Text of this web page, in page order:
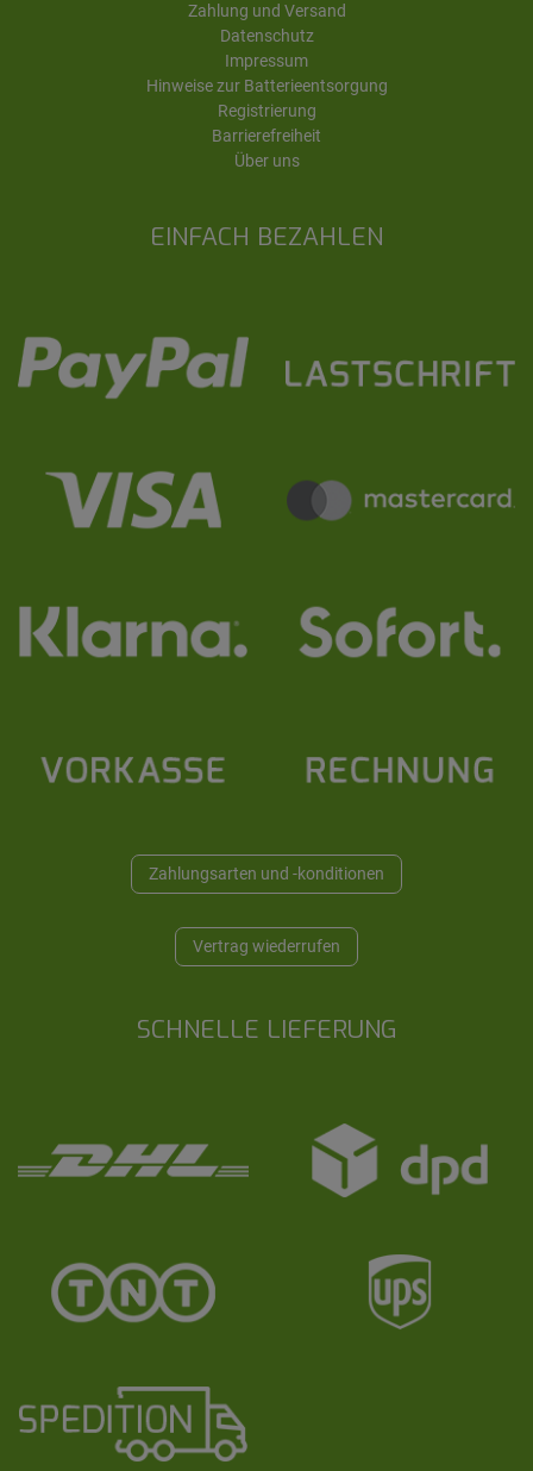
EINFACH BEZAHLEN
Zahlungsarten und -konditionen
Vertrag wiederrufen
SCHNELLE LIEFERUNG
Zahlung und Versand
Datenschutz
Impressum
Hinweise zur Batterieentsorgung
Registrierung
Barrierefreiheit
Über uns